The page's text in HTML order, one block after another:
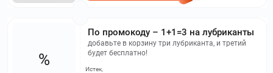
По промокоду – 1+1=3 на лубриканты
добавьте в корзину три лубриканта, и третий
будет бесплатно!
%
Истек,